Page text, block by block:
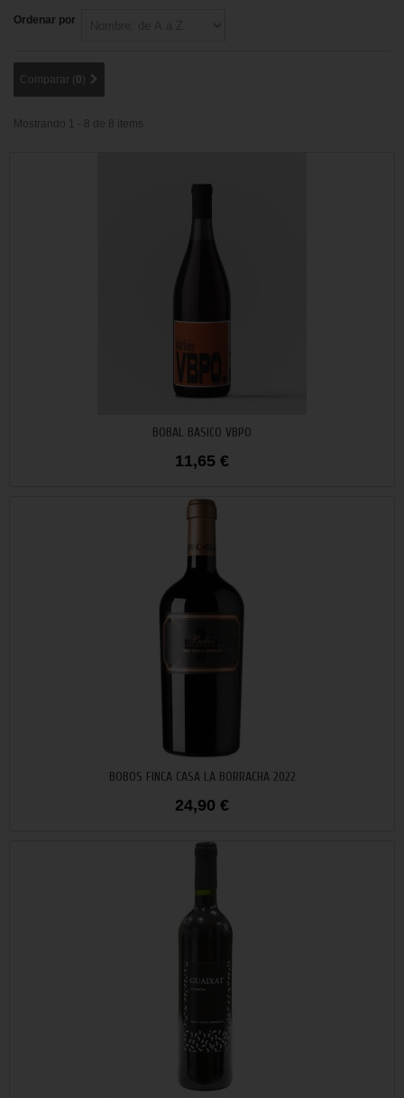
Ordenar por
Comparar ( 0)
Mostrando 1 - 8 de 8 items
Añadir al carritoBOBAL BASICO VBPO
11,65 €
Añadir al carrito
BOBOS FINCA CASA LA BORRACHA 2022
24,90 €